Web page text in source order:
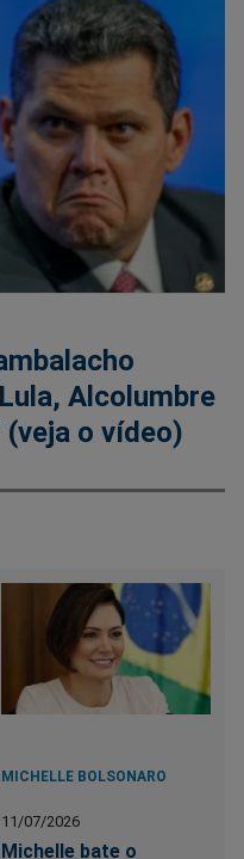
Alcolumbre
o vídeo)
MICHELLE BOLSONARO
11/07/2026
Michelle bate o